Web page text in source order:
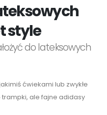
style
do lateksowych
ćwiekami lub zwykłe
ale fajne adidasy